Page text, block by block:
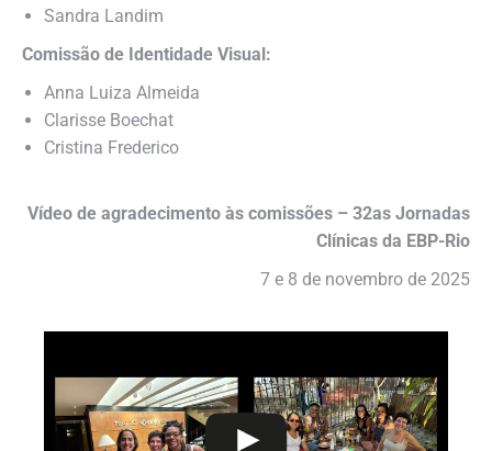
⁠Sandra Landim
Comissão de Identidade Visual:
Anna Luiza Almeida
Clarisse Boechat
Cristina Frederico
Vídeo de agradecimento às comissões – 32as Jornadas
Clínicas da EBP-Rio
7 e 8 de novembro de 2025